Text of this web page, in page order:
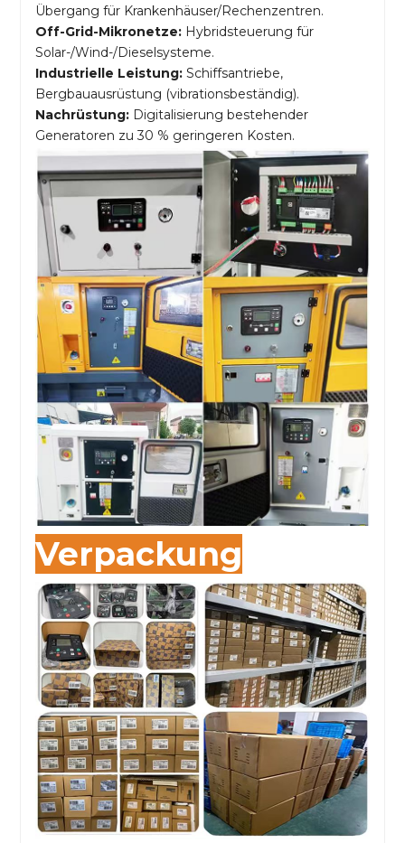
Übergang für Krankenhäuser/Rechenzentren.
Off-Grid-Mikronetze: Hybridsteuerung für
Solar-/Wind-/Dieselsysteme.
Industrielle Leistung:Schiffsantriebe,
Bergbauausrüstung (vibrationsbeständig).
Nachrüstung: Digitalisierung bestehender
Generatoren zu 30 % geringeren Kosten.
Verpackung